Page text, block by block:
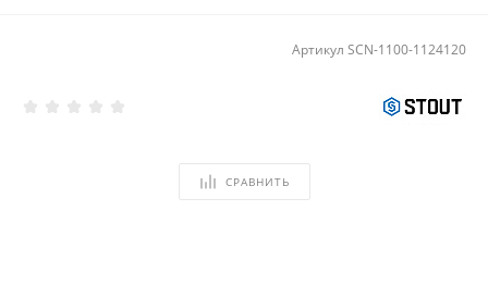
Артикул SCN-1100-1124120
СРАВНИТЬ